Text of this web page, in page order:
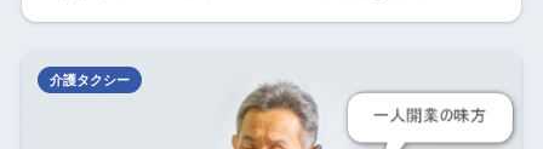
介護タクシー